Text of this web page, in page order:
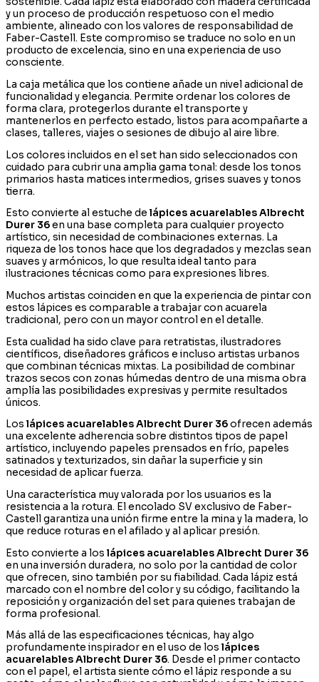
y un proceso de producción respetuoso con el medio
ambiente, alineado con los valores de responsabilidad de
Faber-Castell. Este compromiso se traduce no solo en un
producto de excelencia, sino en una experiencia de uso
consciente.
La caja metálica que los contiene añade un nivel adicional de
funcionalidad y elegancia. Permite ordenar los colores de
forma clara, protegerlos durante el transporte y
mantenerlos en perfecto estado, listos para acompañarte a
clases, talleres, viajes o sesiones de dibujo al aire libre.
Los colores incluidos en el set han sido seleccionados con
cuidado para cubrir una amplia gama tonal: desde los tonos
primarios hasta matices intermedios, grises suaves y tonos
tierra.
Esto convierte al estuche de lápices acuarelables Albrecht
Durer 36en una base completa para cualquier proyecto
artístico, sin necesidad de combinaciones externas. La
riqueza de los tonos hace que los degradados y mezclas sean
suaves y armónicos, lo que resulta ideal tanto para
ilustraciones técnicas como para expresiones libres.
Muchos artistas coinciden en que la experiencia de pintar con
estos lápices es comparable a trabajar con acuarela
tradicional, pero con un mayor control en el detalle.
Esta cualidad ha sido clave para retratistas, ilustradores
científicos, diseñadores gráficos e incluso artistas urbanos
que combinan técnicas mixtas. La posibilidad de combinar
trazos secos con zonas húmedas dentro de una misma obra
amplía las posibilidades expresivas y permite resultados
únicos.
Los lápices acuarelables Albrecht Durer 36ofrecen además
una excelente adherencia sobre distintos tipos de papel
artístico, incluyendo papeles prensados en frío, papeles
satinados y texturizados, sin dañar la superficie y sin
necesidad de aplicar fuerza.
Una característica muy valorada por los usuarios es la
resistencia a la rotura. El encolado SV exclusivo de Faber-
Castell garantiza una unión firme entre la mina y la madera, lo
que reduce roturas en el afilado y al aplicar presión.
Esto convierte a los lápices acuarelables Albrecht Durer 36
en una inversión duradera, no solo por la cantidad de color
que ofrecen, sino también por su fiabilidad. Cada lápiz está
marcado con el nombre del color y su código, facilitando la
reposición y organización del set para quienes trabajan de
forma profesional.
Más allá de las especificaciones técnicas, hay algo
profundamente inspirador en el uso de los lápices
acuarelables Albrecht Durer 36. Desde el primer contacto
con el papel, el artista siente cómo el lápiz responde a su